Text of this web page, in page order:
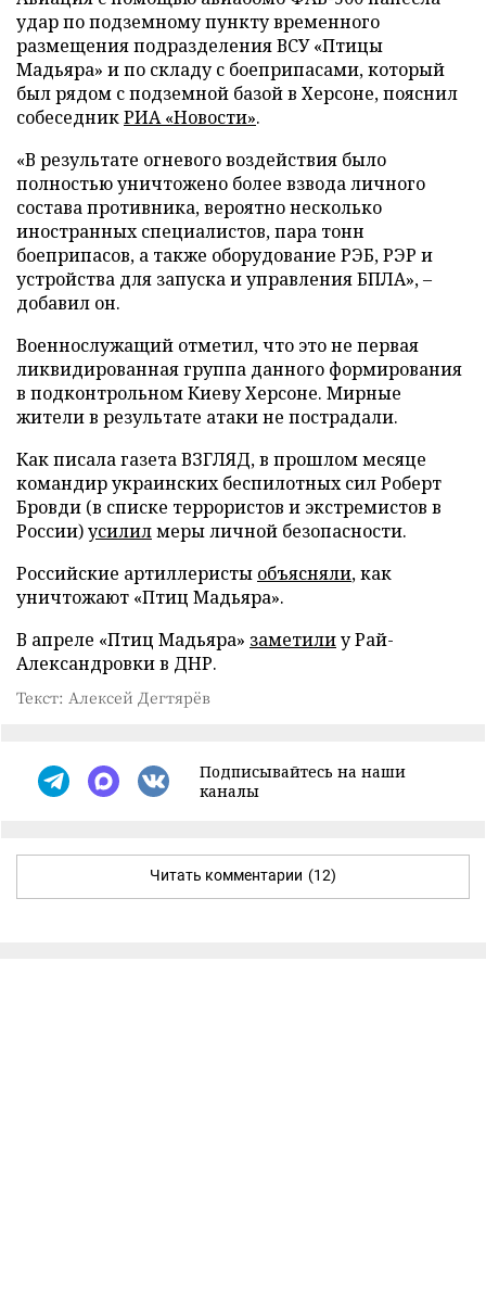
удар по подземному пункту временного
размещения подразделения ВСУ «Птицы
Мадьяра» и по складу с боеприпасами, который
был рядом с подземной базой в Херсоне, пояснил
собеседникРИА «Новости».
«В результате огневого воздействия было
полностью уничтожено более взвода личного
состава противника, вероятно несколько
иностранных специалистов, пара тонн
боеприпасов, а также оборудование РЭБ, РЭР и
устройства для запуска и управления БПЛА», –
добавил он.
Военнослужащий отметил, что это не первая
ликвидированная группа данного формирования
в подконтрольном Киеву Херсоне. Мирные
жители в результате атаки не пострадали.
Как писала газета ВЗГЛЯД, в прошлом месяце
командир украинских беспилотных сил Роберт
Бровди (в списке террористов и экстремистов в
России)усилилмеры личной безопасности.
Российские артиллеристы объясняли, как
уничтожают «Птиц Мадьяра».
В апреле «Птиц Мадьяра» заметилиу Рай-
Александровки в ДНР.
Текст: Алексей Дегтярёв
Подписывайтесь на наши
каналы
Читать комментарии (12)